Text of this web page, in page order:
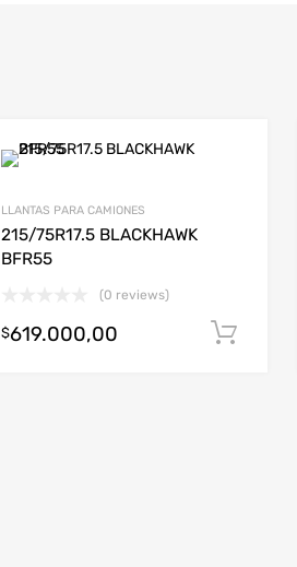
LLANTAS PARA CAMIONES
215/75R17.5 BLACKHAWK
BFR55
(0 reviews)
$619.000,00